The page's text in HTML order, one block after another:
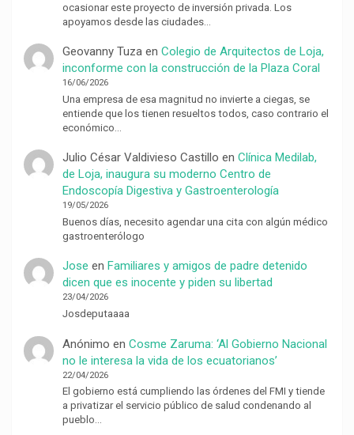
ocasionar este proyecto de inversión privada. Los
apoyamos desde las ciudades…
Geovanny Tuzaen Colegio de Arquitectos de Loja,
inconforme con la construcción de la Plaza Coral
16/06/2026
Una empresa de esa magnitud no invierte a ciegas, se
entiende que los tienen resueltos todos, caso contrario el
económico…
Julio César Valdivieso Castillo en Clínica Medilab,
de Loja, inaugura su moderno Centro de
Endoscopía Digestiva y Gastroenterología
19/05/2026
Buenos días, necesito agendar una cita con algún médico
gastroenterólogo
Jose en Familiares y amigos de padre detenido
dicen que es inocente y piden su libertad
23/04/2026
Josdeputaaaa
Anónimo en Cosme Zaruma: ‘Al Gobierno Nacional
no le interesa la vida de los ecuatorianos’
22/04/2026
El gobierno está cumpliendo las órdenes del FMI y tiende
a privatizar el servicio público de salud condenando al
pueblo…